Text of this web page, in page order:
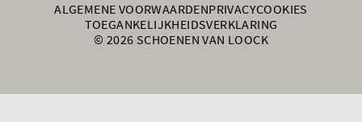
ALGEMENE VOORWAARDENPRIVACYCOOKIES
TOEGANKELIJKHEIDSVERKLARING
© 2026 SCHOENEN VAN LOOCK